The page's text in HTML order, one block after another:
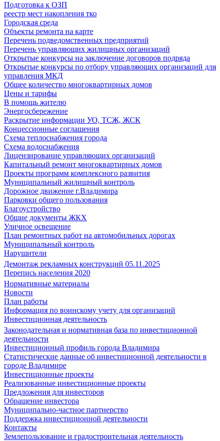
Подготовка к ОЗП
реестр мест накопления тко
Городская среда
Объекты ремонта на карте
Перечень подведомственных предприятий
Перечень управляющих жилищных организаций
Открытые конкурсы на заключение договоров подряда
Открытые конкурсы по отбору управляющих организаций для
управления МКД
Общее количество многоквартирных домов
Цены и тарифы
В помощь жителю
Энергосбережение
Раскрытие информации УО, ТСЖ, ЖСК
Концессионные соглашения
Схема теплоснабжения города
Схема водоснабжения
Лицензирование управляющих организаций
Капитальный ремонт многоквартирных домов
Проекты программ комплексного развития
Муниципальный жилищный контроль
Дорожное движение г.Владимира
Парковки общего пользования
Благоустройство
Общие документы ЖКХ
Уличное освещение
План ремонтных работ на автомобильных дорогах
Муниципальный контроль
Нарушители
Демонтаж рекламных конструкций 05.11.2025
Перепись населения 2020
Нормативные материалы
Новости
План работы
Информация по воинскому учету для организаций
Инвестиционная деятельность
Законодательная и нормативная база по инвестиционной
деятельности
Инвестиционный профиль города Владимира
Статистические данные об инвестиционной деятельности в
городе Владимире
Инвестиционные проекты
Реализованные инвестиционные проекты
Предложения для инвесторов
Обращение инвестора
Муниципально-частное партнерство
Поддержка инвестиционной деятельности
Контакты
Землепользование и градостроительная деятельность